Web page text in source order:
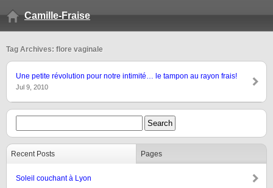
Camille-Fraise
Tag Archives: flore vaginale
Une petite révolution pour notre intimité… le tampon au rayon frais!
Jul 9, 2010
Recent Posts Pages
Soleil couchant à Lyon